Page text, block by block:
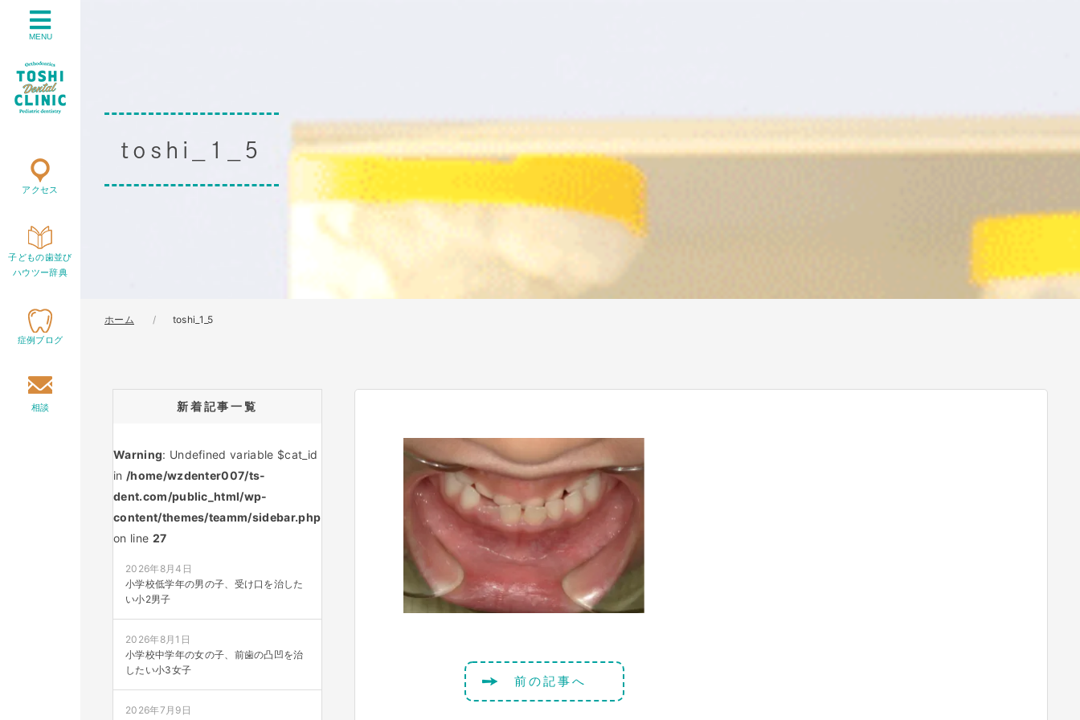
MENU
アクセス
子どもの歯並び
ハウツー辞典
症例ブログ
相談
toshi_1_5
ホーム toshi_1_5
新着記事一覧
Warning: Undefined variable $cat_id
in /home/wzdenter007/ts-
dent.com/public_html/wp-
content/themes/teamm/sidebar.php
on line 27
2026年8月4日
小学校低学年の男の子、受け口を治した
い小2男子
2026年8月1日
小学校中学年の女の子、前歯の凸凹を治
したい小3女子
2026年7月9日
前の記事へ